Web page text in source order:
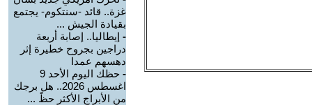
غزة.. قائد -سنتكوم- يجتمع
بقيادة الجيش ...
- إيطاليا.. إصابة أربعة
دراجين بجروح خطيرة إثر
دهسهم عمدا
-
حظك اليوم الأحد 9
اغسطس 2026.. هل برجك
من الأبراج الأكثر حظً ...